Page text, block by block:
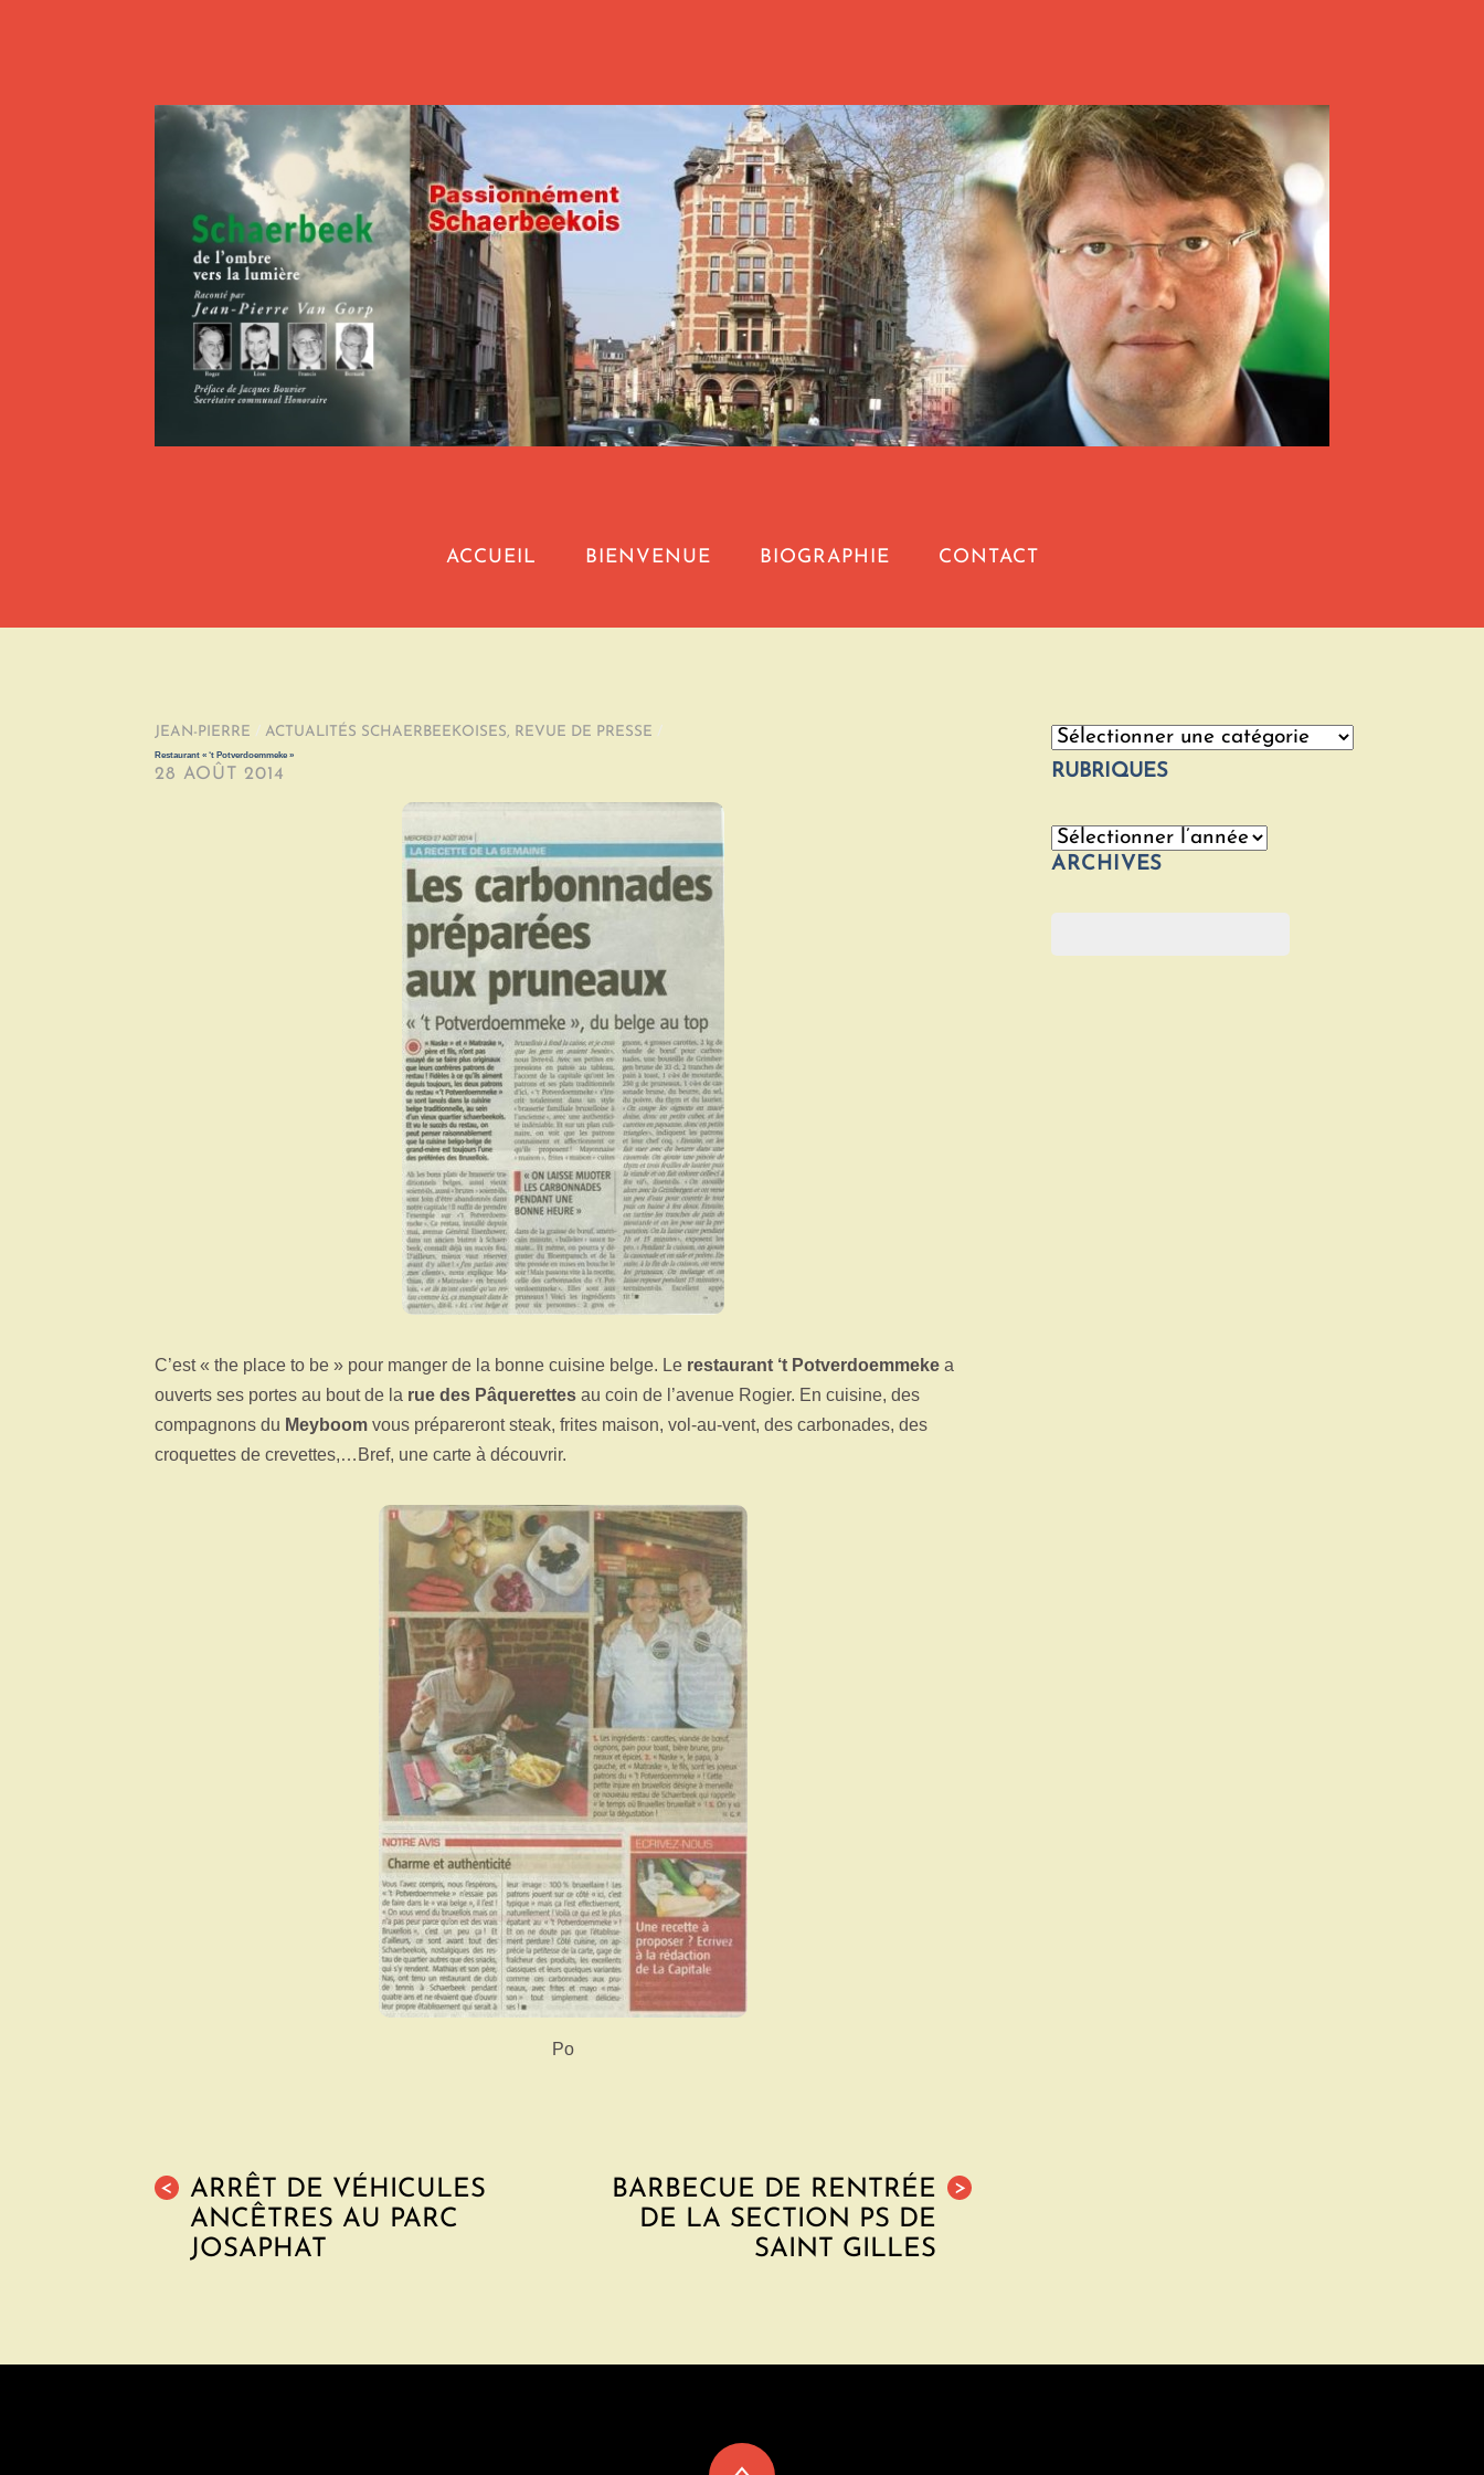
ACCUEIL BIENVENUE BIOGRAPHIE CONTACT
JEAN-PIERRE / ACTUALITÉS SCHAERBEEKOISES, REVUE DE PRESSE /
Restaurant « ‘t Potverdoemmeke »
28 AOÛT 2014
C’est « the place to be » pour manger de la bonne cuisine belge. Le restaurant ‘t Potverdoemmeke a
ouverts ses portes au bout de la rue des Pâquerettes au coin de l’avenue Rogier. En cuisine, des
compagnons du Meyboom vous prépareront steak, frites maison, vol-au-vent, des carbonades, des
croquettes de crevettes,…Bref, une carte à découvrir.
Po
<
ARRÊT DE VÉHICULES
ANCÊTRES AU PARC
JOSAPHAT
>
BARBECUE DE RENTRÉE
DE LA SECTION PS DE
SAINT GILLES
Catégories
RUBRIQUES
Archives
ARCHIVES